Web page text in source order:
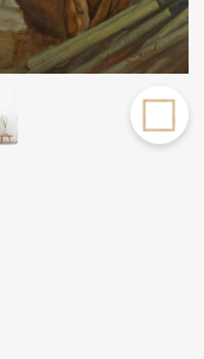
Rakov
special